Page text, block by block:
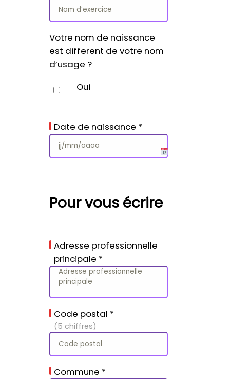
Votre nom de naissance
est different de votre nom
d’usage ?
Oui
Date de naissance *
Pour vous écrire
Adresse professionnelle
principale *
Code postal *
(5 chiffres)
Commune *